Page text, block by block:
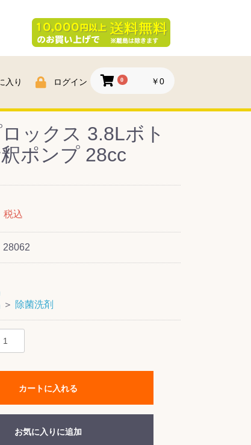
入り ログイン 0 ￥0
ックス 3.8Lボト
ポンプ 28cc
税込
28062
＞ 除菌洗剤
カートに入れる
お気に入りに追加